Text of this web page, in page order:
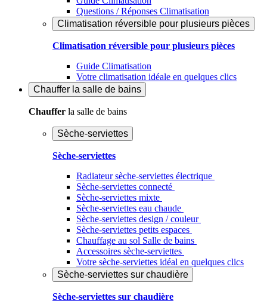
Questions / Réponses Climatisation
Climatisation réversible pour plusieurs pièces
Climatisation réversible pour plusieurs pièces
Guide Climatisation
Votre climatisation idéale en quelques clics
Chauffer la salle de bains
Chauffer la salle de bains
Sèche-serviettes
Sèche-serviettes
Radiateur sèche-serviettes électrique
Sèche-serviettes connecté
Sèche-serviettes mixte
Sèche-serviettes eau chaude
Sèche-serviettes design / couleur
Sèche-serviettes petits espaces
Chauffage au sol Salle de bains
Accessoires sèche-serviettes
Votre sèche-serviettes idéal en quelques clics
Sèche-serviettes sur chaudière
Sèche-serviettes sur chaudière